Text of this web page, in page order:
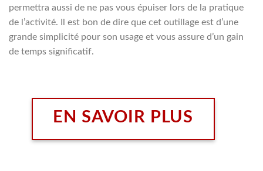
permettra aussi de ne pas vous épuiser lors de la pratique
de l’activité. Il est bon de dire que cet outillage est d’une
grande simplicité pour son usage et vous assure d’un gain
de temps significatif.
EN SAVOIR PLUS